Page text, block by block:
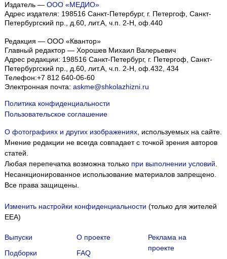
Издатель — ООО «МЕДИО»
Адрес издателя: 198516 Санкт-Петербург, г. Петергоф, Санкт-
Петербургский пр., д.60, лит.А, ч.п. 2-Н, оф.440
Редакция — ООО «Квантор»
Главный редактор — Хорошев Михаил Валерьевич
Адрес редакции: 198516 Санкт-Петербург, г. Петергоф Санкт-
Петербургский пр., д.60, лит.А, ч.п. 2-Н, оф.432, 434
Телефон:+7 812 640-06-60
Электронная почта: askme@shkolazhizni.ru
Политика конфиденциальности
Пользовательское соглашение
О фотографиях и других изображениях, используемых на сайте.
Мнение редакции не всегда совпадает с точкой зрения авторов
статей.
Любая перепечатка возможна только при выполнении условий
Несанкционированное использование материалов запрещено.
Все права защищены.
Изменить настройки конфиденциальности (только для жителей
EEA)
Выпуски
Подборки
О проекте
FAQ
Реклама на
проекте